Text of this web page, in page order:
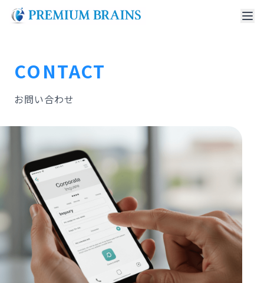
CONTACT
お問い合わせ